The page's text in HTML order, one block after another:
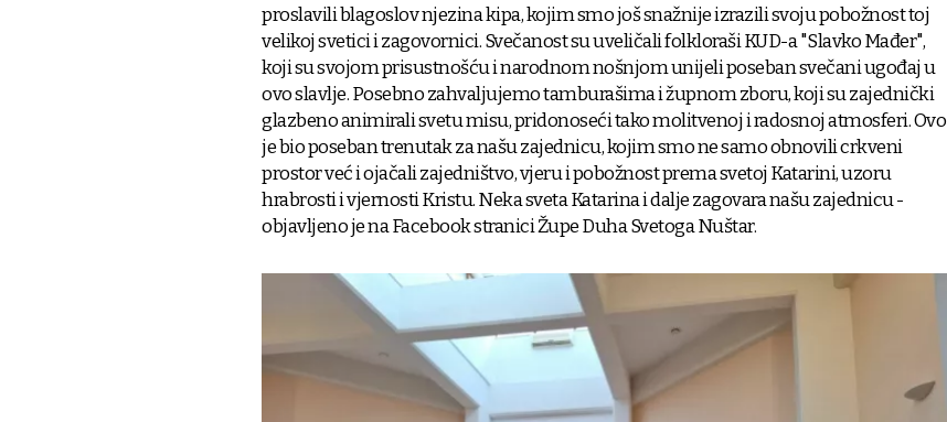
proslavili blagoslov njezina kipa, kojim smo još snažnije izrazili svoju pobožnost toj
velikoj svetici i zagovornici. Svečanost su uveličali folkloraši KUD-a "Slavko Mađer",
koji su svojom prisustnošću i narodnom nošnjom unijeli poseban svečani ugođaj u
ovo slavlje. Posebno zahvaljujemo tamburašima i župnom zboru, koji su zajednički
glazbeno animirali svetu misu, pridonoseći tako molitvenoj i radosnoj atmosferi. Ovo
je bio poseban trenutak za našu zajednicu, kojim smo ne samo obnovili crkveni
prostor već i ojačali zajedništvo, vjeru i pobožnost prema svetoj Katarini, uzoru
hrabrosti i vjernosti Kristu. Neka sveta Katarina i dalje zagovara našu zajednicu -
objavljeno je na Facebook stranici Župe Duha Svetoga Nuštar.